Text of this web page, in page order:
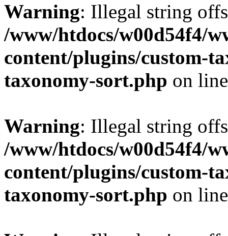
Warning: Illegal string
/www/htdocs/w00d54f4/
content/plugins/custom-
taxonomy-sort.php on
Warning: Illegal string
/www/htdocs/w00d54f4/
content/plugins/custom-
taxonomy-sort.php on